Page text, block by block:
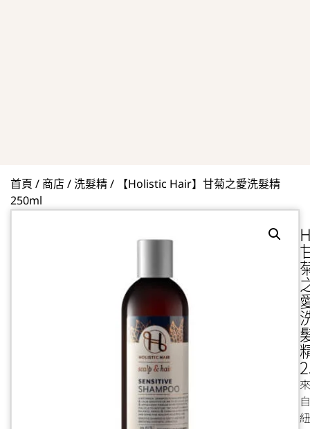
首頁 / 商店/洗髮精/ 【Holistic Hair】甘菊之愛洗髮精
250ml
來
自
紐